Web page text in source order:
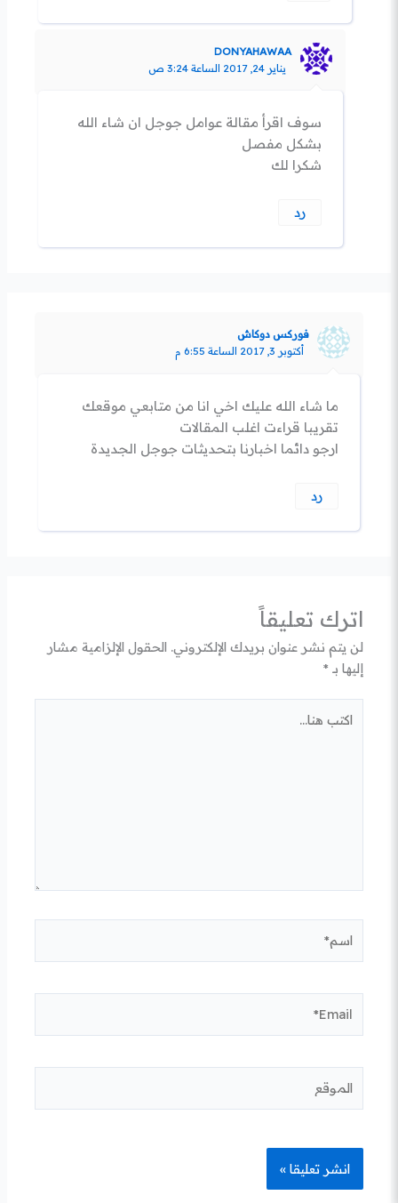
DONYAHAWAA
يناير 24, 2017 الساعة 3:24 ص
سوف اقرأ مقالة عوامل جوجل ان شاء الله
بشكل مفصل
شكرا لك
رد
فوركس دوكاش
أكتوبر 3, 2017 الساعة 6:55 م
ما شاء الله عليك اخي انا من متابعي موقعك
تقريبا قراءت اغلب المقالات
ارجو دائما اخبارنا بتحديثات جوجل الجديدة
رد
اترك تعليقاً
لن يتم نشر عنوان بريدك الإلكتروني. الحقول الإلزامية مشار
إليها بـ *
هنا...